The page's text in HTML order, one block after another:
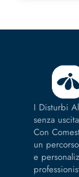
I Disturbi
senza
Con
un
e